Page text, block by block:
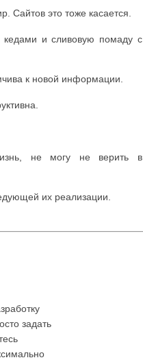
Сайтов это тоже касается.
кедами и сливовую помаду с
к новой информации.
не могу не верить в
их реализации.
задать